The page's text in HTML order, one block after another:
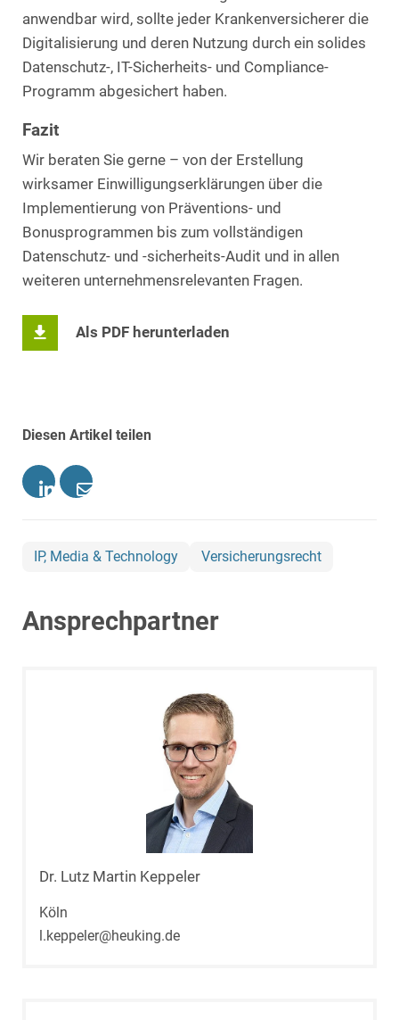
anwendbar wird, sollte jeder Krankenversicherer die
Digitalisierung und deren Nutzung durch ein solides
Datenschutz-, IT-Sicherheits- und Compliance-
Programm abgesichert haben.
Fazit
Wir beraten Sie gerne – von der Erstellung
wirksamer Einwilligungserklärungen über die
Implementierung von Präventions- und
Bonusprogrammen bis zum vollständigen
Datenschutz- und -sicherheits-Audit und in allen
weiteren unternehmensrelevanten Fragen.
Als PDF herunterladen
Diesen Artikel teilen
IP, Media & Technology Versicherungsrecht
Ansprechpartner
Dr. Lutz Martin Keppeler
Köln
l.keppeler@heuking.de